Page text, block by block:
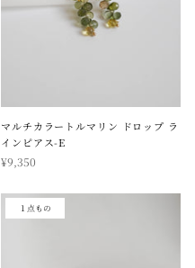
マルチカラートルマリン ドロップ ラ
インピアス-E
¥9,350
１点もの